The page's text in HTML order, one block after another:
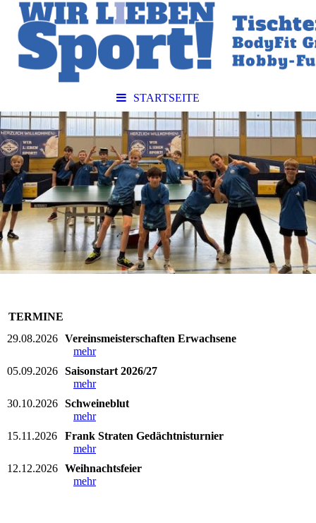
STARTSEITE
TERMINE
29.08.2026 Vereinsmeisterschaften Erwachsene
mehr
05.09.2026 Saisonstart 2026/27
mehr
30.10.2026 Schweineblut
mehr
15.11.2026
Frank Straten Gedächtnisturnier
mehr
12.12.2026 Weihnachtsfeier
mehr